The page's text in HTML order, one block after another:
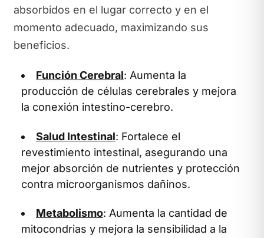
absorbidos en el lugar correcto y en el
momento adecuado, maximizando sus
beneficios.
Función Cerebral: Aumenta la
producción de células cerebrales y mejora
la conexión intestino-cerebro.
Salud Intestinal: Fortalece el
revestimiento intestinal, asegurando una
mejor absorción de nutrientes y protección
contra microorganismos dañinos.
Metabolismo: Aumenta la cantidad de
mitocondrias y mejora la sensibilidad a la